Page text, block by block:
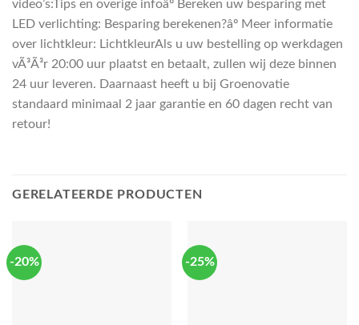
video’s:Tips en overige infoâº Bereken uw besparing met
LED verlichting: Besparing berekenen?âº Meer informatie
over lichtkleur: LichtkleurAls u uw bestelling op werkdagen
vÃ³Ã³r 20:00 uur plaatst en betaalt, zullen wij deze binnen
24 uur leveren. Daarnaast heeft u bij Groenovatie
standaard minimaal 2 jaar garantie en 60 dagen recht van
retour!
GERELATEERDE PRODUCTEN
-20% -25%